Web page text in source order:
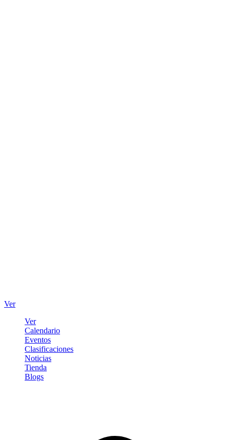
Ver
Ver
Calendario
Eventos
Clasificaciones
Noticias
Tienda
Blogs